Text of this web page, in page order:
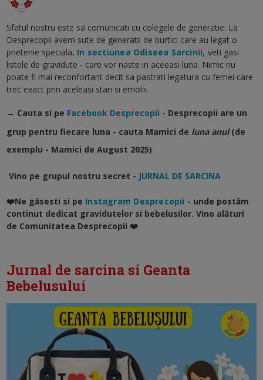
Sfatul nostru este sa comunicati cu colegele de generatie. La
Desprecopii avem sute de generatii de burtici care au legat o
prietenie speciala. In sectiunea Odiseea Sarcinii, veti gasi
listele de gravidute - care vor naste in aceeasi luna. Nimic nu
poate fi mai reconfortant decit sa pastrati legatura cu femei care
trec exact prin aceleasi stari si emotii.
→ Cauta si pe Facebook Desprecopii - Desprecopii are un
grup pentru fiecare luna - cauta Mamici de luna anul (de
exemplu - Mamici de August 2025)
Vino pe grupul nostru secret - JURNAL DE SARCINA
❤️Ne găsesti si pe Instagram Desprecopii - unde postăm
continut dedicat gravidutelor si bebelusilor. Vino alături
de Comunitatea Desprecopii ❤️
Jurnal de sarcina si Geanta
Bebelusului